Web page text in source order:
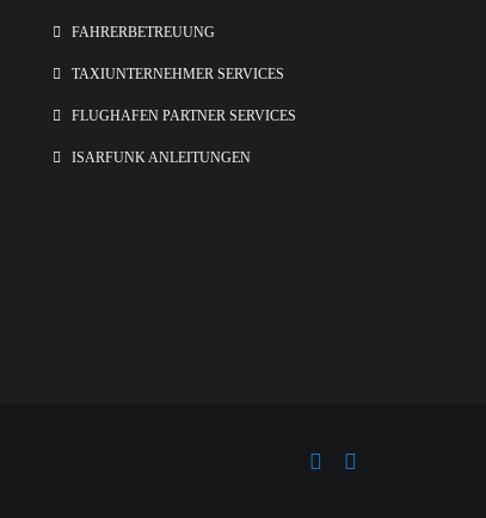
FAHRERBETREUUNG
TAXIUNTERNEHMER SERVICES
FLUGHAFEN PARTNER SERVICES
ISARFUNK ANLEITUNGEN